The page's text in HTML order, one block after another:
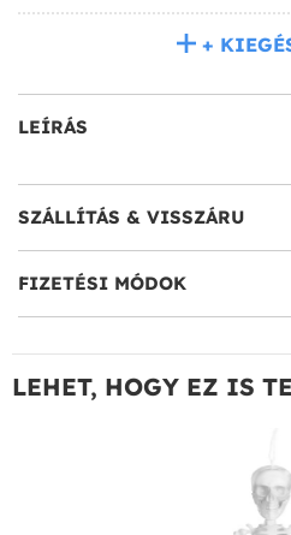
+
LEÍRÁS
SZÁLLÍTÁS & VISSZÁRU
FIZETÉSI MÓDOK
LEHET, HOGY EZ IS